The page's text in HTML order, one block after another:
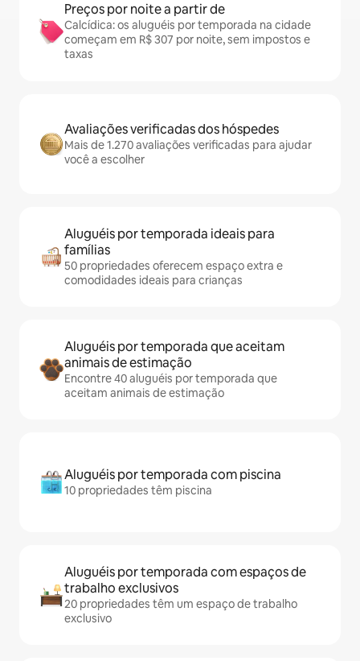
Preços por noite a partir de
Calcídica: os aluguéis por temporada na cidade
começam em R$ 307 por noite, sem impostos e
taxas
Avaliações verificadas dos hóspedes
Mais de 1.270 avaliações verificadas para ajudar
você a escolher
Aluguéis por temporada ideais para
famílias
50 propriedades oferecem espaço extra e
comodidades ideais para crianças
Aluguéis por temporada que aceitam
animais de estimação
Encontre 40 aluguéis por temporada que
aceitam animais de estimação
Aluguéis por temporada com piscina
10 propriedades têm piscina
Aluguéis por temporada com espaços de
trabalho exclusivos
20 propriedades têm um espaço de trabalho
exclusivo